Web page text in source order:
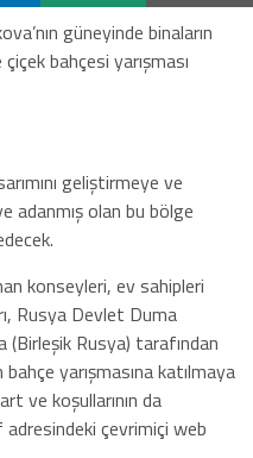
güneyinde binaların
bahçesi yarışması
geliştirmeye ve
adanmış olan bu bölge
konseyleri, ev sahipleri
Rusya Devlet Duma
Rusya) tarafından
yarışmasına katılmaya
ve koşullarının da
çevrimiçi web